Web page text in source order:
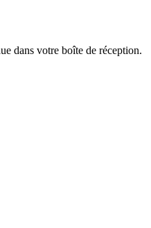
dans votre boîte de réception.